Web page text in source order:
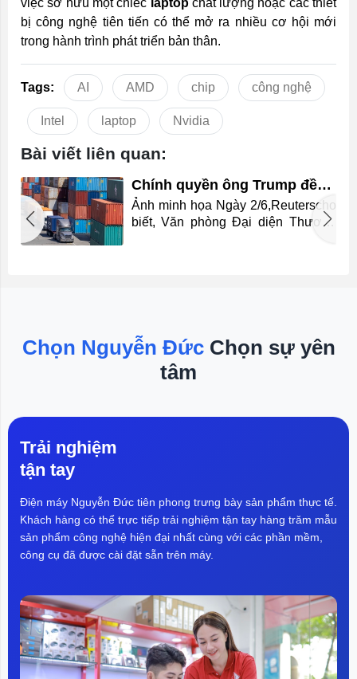
việc sở hữu một chiếc laptopchất lượng hoặc các thiết
bị công nghệ tiên tiến có thể mở ra nhiều cơ hội mới
trong hành trình phát triển bản thân.
Tags: AI AMD chip công nghệ
Intel laptop Nvidia
Bài viết liên quan:
Chính quyền ông Trump đề
xuất áp thuế bổ sung với 60
nền kinh tế
Ảnh minh họa Ngày 2/6,Reuterscho
biết, Văn phòng Đại diện Thương
ngăn chặn lưu thông các sản phẩm
được sản xuất bằng lao động
cưỡng bức, gây bất lợi cho Mỹ
Chọn Nguyễn Đức Chọn sự yên
tâm
Trải nghiệm
tận tay
Điện máy Nguyễn Đức tiên phong trưng bày sản phẩm thực tế.
Khách hàng có thể trực tiếp trải nghiệm tận tay hàng trăm mẫu
sản phẩm công nghệ hiện đại nhất cùng với các phần mềm,
công cụ đã được cài đặt sẵn trên máy.